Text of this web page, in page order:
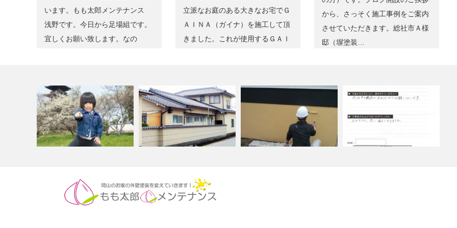
います。もも太郎メンテナンス
浅野です。今日から足場組です。
宜しくお願い致します。なの
立派なお庭のある大きなお宅でＧ
ＡＩＮＡ（ガイナ）を施工して頂
きました。これが使用するＧＡＩ
から、さっそく施工事例をご案内
させていただきます。総社市Ａ様
邸（塀塗装…
もも太郎メンテナンスのホーム
ページができ…
岡山市北区Ｍ様邸 外壁
GAINA（ガイナ…